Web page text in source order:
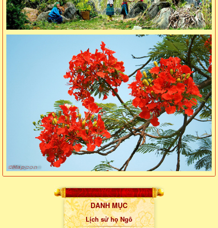
DANH MỤC
Lịch sử họ Ngô